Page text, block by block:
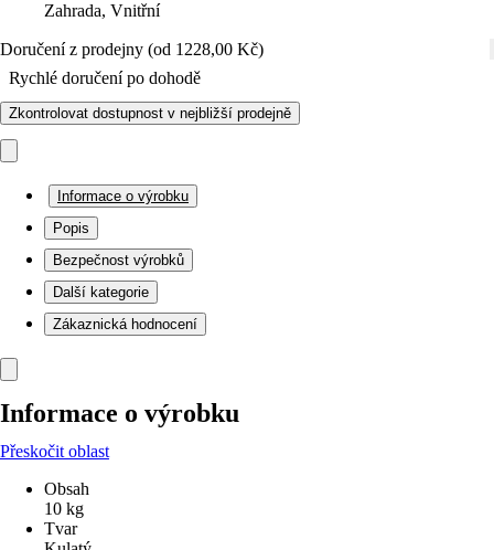
Zahrada, Vnitřní
Doručení z prodejny (od 1228,00 Kč)
Rychlé doručení po dohodě
Zkontrolovat dostupnost v nejbližší prodejně
Informace o výrobku
Popis
Bezpečnost výrobků
Další kategorie
Zákaznická hodnocení
Informace o výrobku
Přeskočit oblast
Obsah
10 kg
Tvar